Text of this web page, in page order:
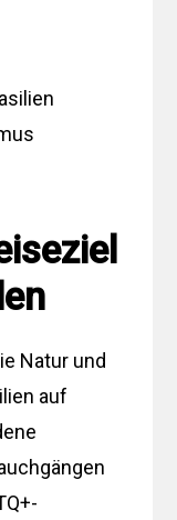
Natur und
auf